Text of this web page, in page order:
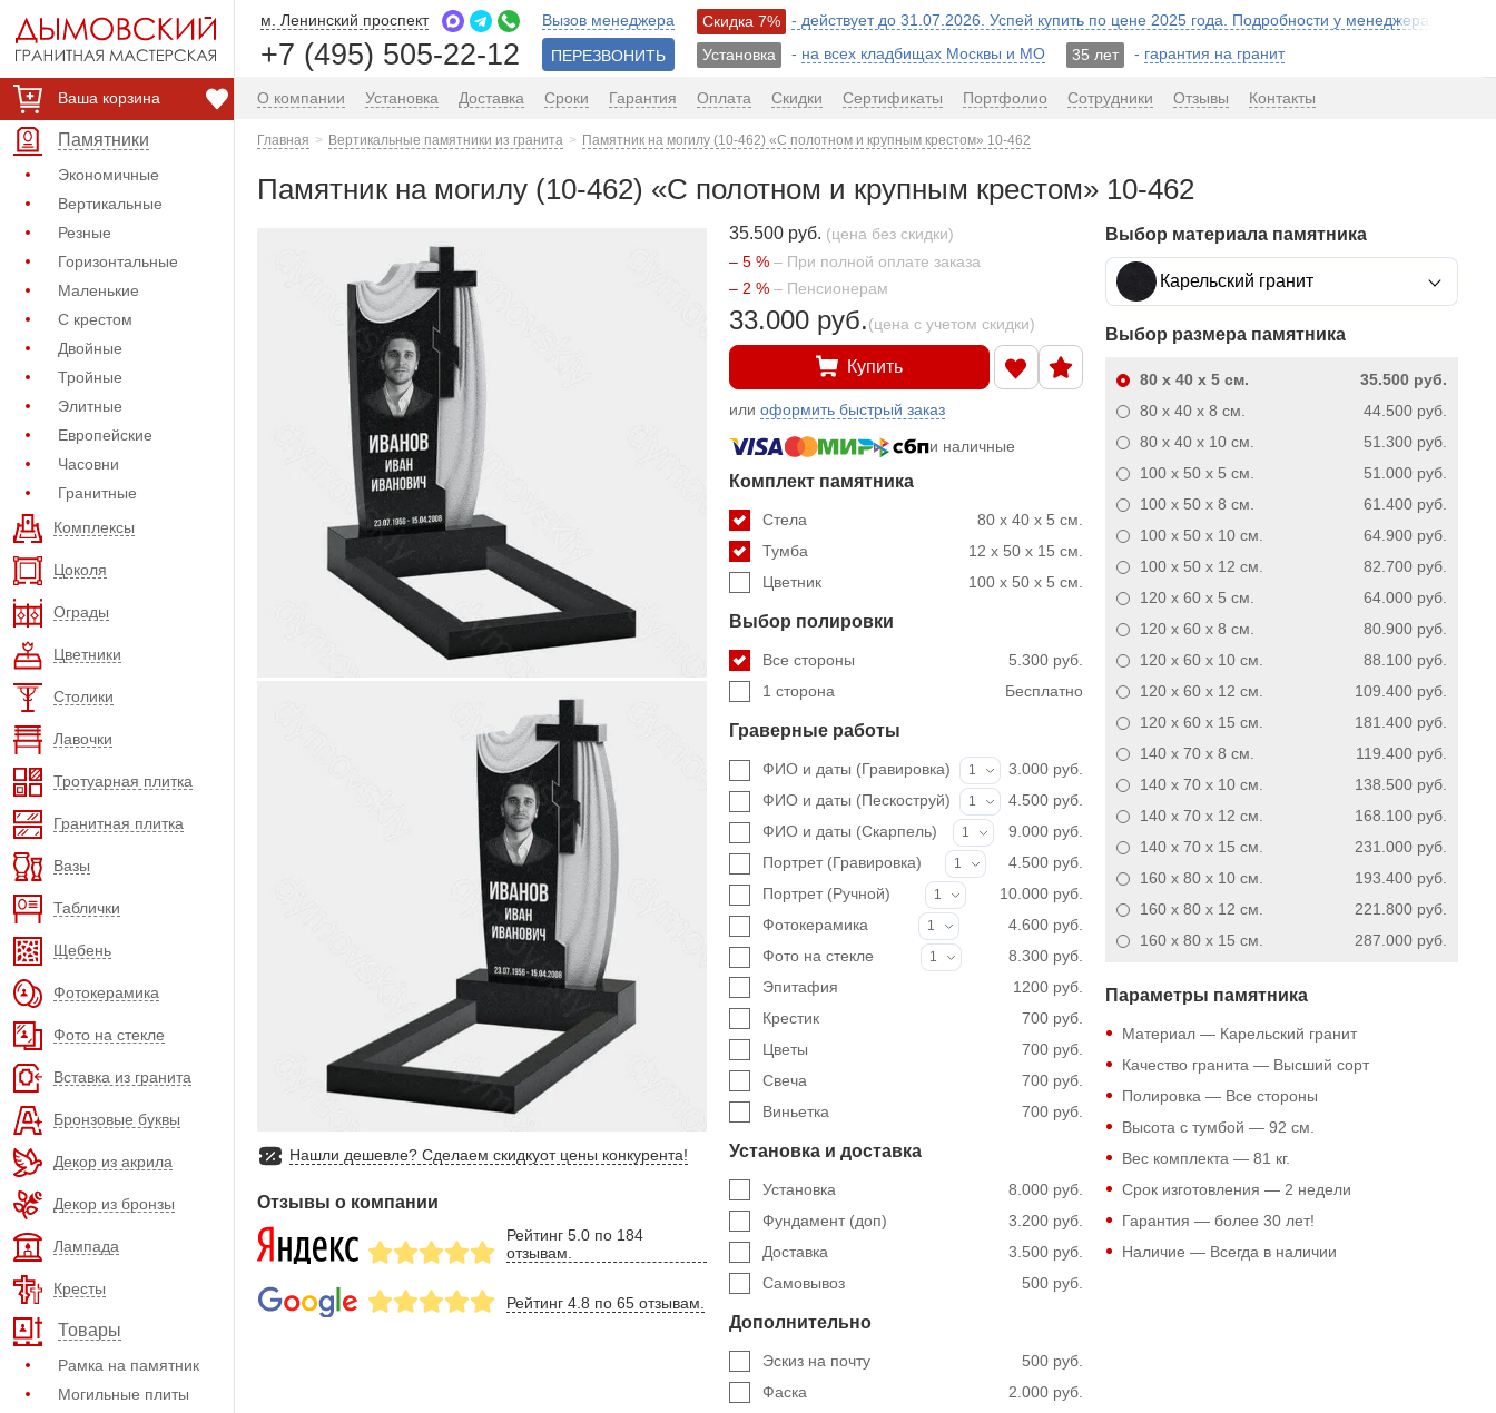
Ваша корзина
Памятники
Экономичные
Вертикальные
Резные
Горизонтальные
Маленькие
С крестом
Двойные
Тройные
Элитные
Европейские
Часовни
Гранитные
Комплексы
Цоколя
Ограды
Цветники
Столики
Лавочки
Тротуарная плитка
Гранитная плитка
Вазы
Таблички
Щебень
Фотокерамика
Фото на стекле
Вставка из гранита
Бронзовые буквы
Декор из акрила
Декор из бронзы
Лампада
Кресты
Товары
Рамка на памятник
Могильные плиты
м. Ленинский проспект
+7 (495) 505-22-12
Вызов менеджера
ПЕРЕЗВОНИТЬ
Скидка 7%
- действует до 31.07.2026. Успей купить по цене 2025 года. Подробности у менеджера!
Установка
- на всех кладбищах Москвы и МО 35 лет - гарантия на гранит
О компании Установка Доставка Сроки Гарантия Оплата Скидки Сертификаты Портфолио Сотрудники Отзывы Контакты
Главная Вертикальные памятники из гранита Памятник на могилу (10-462) «С полотном и крупным крестом» 10-462
Памятник на могилу (10-462) «С полотном и крупным крестом» 10-462
Нашли дешевле? Сделаем скидкуот цены конкурента!
Отзывы о компании
Рейтинг 5.0 по 184
отзывам.
Рейтинг 4.8 по 65 отзывам.
35.500 руб. (цена без скидки)
– 5 % – При полной оплате заказа
– 2 % – Пенсионерам
33.000 руб.(цена с учетом скидки)
Купить
илиоформить быстрый заказ
и наличные
Комплект памятника
80 x 40 x 5 см.
Стела
12 x 50 x 15 см.
Тумба
100 x 50 x 5 см.
Цветник
Выбор полировки
5.300 руб.
Все стороны
Бесплатно
1 сторона
Граверные работы
ФИО и даты (Гравировка) 1
3.000 руб.
ФИО и даты (Пескоструй)
1
4.500 руб.
ФИО и даты (Скарпель)
1
9.000 руб.
Портрет (Гравировка)
1
4.500 руб.
Портрет (Ручной)
1
10.000 руб.
Фотокерамика
1
4.600 руб.
Фото на стекле
1
8.300 руб.
1200 руб.
Эпитафия
700 руб.
Крестик
700 руб.
Цветы
700 руб.
Свеча
700 руб.
Виньетка
Установка и доставка
8.000 руб.
Установка
3.200 руб.
Фундамент (доп)
3.500 руб.
Доставка
500 руб.
Самовывоз
Дополнительно
500 руб.
Эскиз на почту
2.000 руб.
Фаска
Выбор материала памятника
Карельский гранит
Выбор размера памятника
35.500 руб.
80 x 40 x 5см.
44.500 руб.
80 x 40 x 8 см.
51.300 руб.
80 x 40 x 10см.
51.000 руб.
100 x 50 x 5 см.
61.400 руб.
100 x 50 x 8 см.
64.900 руб.
100 x 50 x 10см.
82.700 руб.
100 x 50 x 12 см.
64.000 руб.
120 x 60 x 5 см.
80.900 руб.
120 x 60 x 8 см.
88.100 руб.
120 x 60 x 10см.
109.400 руб.
120 x 60 x 12 см.
181.400 руб.
120 x 60 x 15 см.
119.400 руб.
140 x 70 x 8 см.
138.500 руб.
140 x 70 x 10см.
168.100 руб.
140 x 70 x 12 см.
231.000 руб.
140 x 70 x 15 см.
193.400 руб.
160 x 80 x 10см.
221.800 руб.
160 x 80 x 12 см.
287.000 руб.
160 x 80 x 15 см.
Параметры памятника
Материал — Карельский гранит
Качество гранита — Высший сорт
Полировка — Все стороны
Высота с тумбой — 92 см.
Вес комплекта — 81 кг.
Срок изготовления — 2 недели
Гарантия — более 30 лет!
Наличие — Всегда в наличии